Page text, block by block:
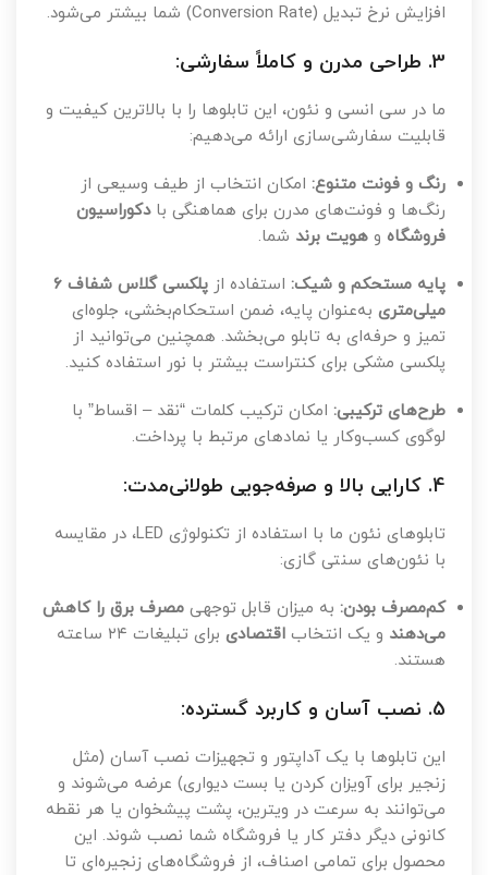
افزایش نرخ تبدیل (Conversion Rate) شما بیشتر می‌شود.
3. طراحی مدرن و کاملاً سفارشی:
ما در سی‌ انسی و نئون، این تابلوها را با بالاترین کیفیت و
قابلیت سفارشی‌سازی ارائه می‌دهیم:
رنگ و فونت متنوع: امکان انتخاب از طیف وسیعی از
رنگ‌ها و فونت‌های مدرن برای هماهنگی بادکوراسیون
فروشگاه و هویت برند شما.
پایه مستحکم و شیک: استفاده از
پلکسی گلاس شفاف ۶
میلی‌متری به‌عنوان پایه، ضمن استحکام‌بخشی، جلوه‌ای
تمیز و حرفه‌ای به تابلو می‌بخشد. همچنین می‌توانید از
پلکسی مشکی برای کنتراست بیشتر با نور استفاده کنید.
طرح‌های ترکیبی: امکان ترکیب کلمات “نقد – اقساط” با
لوگوی کسب‌وکار یا نمادهای مرتبط با پرداخت.
4. کارایی بالا و صرفه‌جویی طولانی‌مدت:
تابلوهای نئون ما با استفاده از تکنولوژی LED، در مقایسه
با نئون‌های سنتی گازی:
کم‌مصرف بودن: به میزان قابل توجهی مصرف برق را کاهش
می‌دهند و یک انتخاب اقتصادی
برای تبلیغات ۲۴ ساعته
هستند.
5. نصب آسان و کاربرد گسترده:
این تابلوها با یک آداپتور و تجهیزات نصب آسان (مثل
زنجیر برای آویزان کردن یا بست دیواری) عرضه می‌شوند و
می‌توانند به سرعت در ویترین، پشت پیشخوان یا هر نقطه
کانونی دیگر دفتر کار یا فروشگاه شما نصب شوند. این
محصول برای تمامی اصناف، از فروشگاه‌های زنجیره‌ای تا